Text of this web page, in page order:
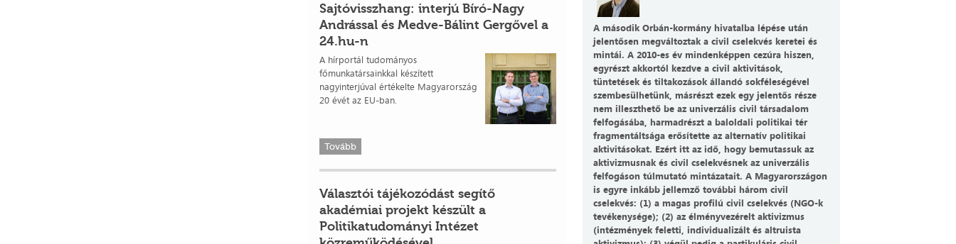
Sajtóvisszhang: interjú Bíró-Nagy
Andrással és Medve-Bálint Gergővel a
24.hu-n
A hírportál tudományos
főmunkatársainkkal készített
nagyinterjúval értékelte Magyarország
20 évét az EU-ban.
Tovább
Választói tájékozódást segítő
akadémiai projekt készült a
Politikatudományi Intézet
A második Orbán-kormány hivatalba lépése után
jelentősen megváltoztak a civil cselekvés keretei és
mintái. A 2010-es év mindenképpen cezúra hiszen,
egyrészt akkortól kezdve a civil aktivitások,
tüntetések és tiltakozások állandó sokféleségével
szembesülhetünk, másrészt ezek egy jelentős része
nem illeszthető be az univerzális civil társadalom
felfogásába, harmadrészt a baloldali politikai tér
fragmentáltsága erősítette az alternatív politikai
aktivitásokat. Ezért itt az idő, hogy bemutassuk az
aktivizmusnak és civil cselekvésnek az univerzális
felfogáson túlmutató mintázatait. A Magyarországon
is egyre inkább jellemző további három civil
cselekvés: (1) a magas profilú civil cselekvés (NGO-k
tevékenysége); (2) az élményvezérelt aktivizmus
(intézmények feletti, individualizált és altruista